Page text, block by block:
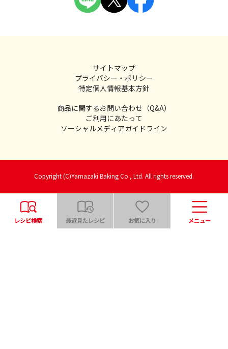
サイトマップ
プライバシー・ポリシー
特定個人情報基本方針
商品に関するお問い合わせ（Q&A）
ご利用にあたって
ソーシャルメディアガイドライン
Copyright (C)Yamazaki Baking Co., Ltd. All rights reserved.
レシピ検索 最近見たレシピ お気に入り メニュー